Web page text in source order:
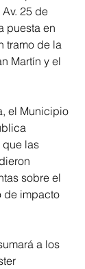
25 de
puesta en
tramo de la
Martín y el
el Municipio
que las
sobre el
de impacto
a los